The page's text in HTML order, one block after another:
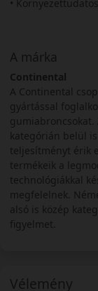
•
A márka
Continental
A Continental
gyártással
kategórián belül
teljesítményt érik
termékeik a
technológiákkal
megfelelnek.
alsó is közép
figyelmet.
Vélemény